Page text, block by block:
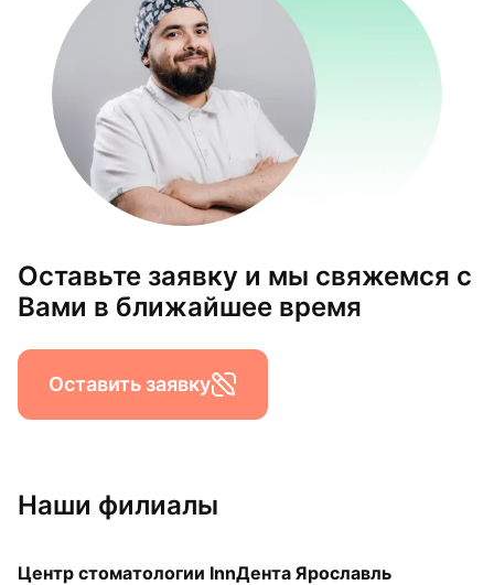
Оставьте заявку и мы свяжемся с
Вами в ближайшее время
Оставить заявку
Наши филиалы
Центр стоматологии InnДента Ярославль